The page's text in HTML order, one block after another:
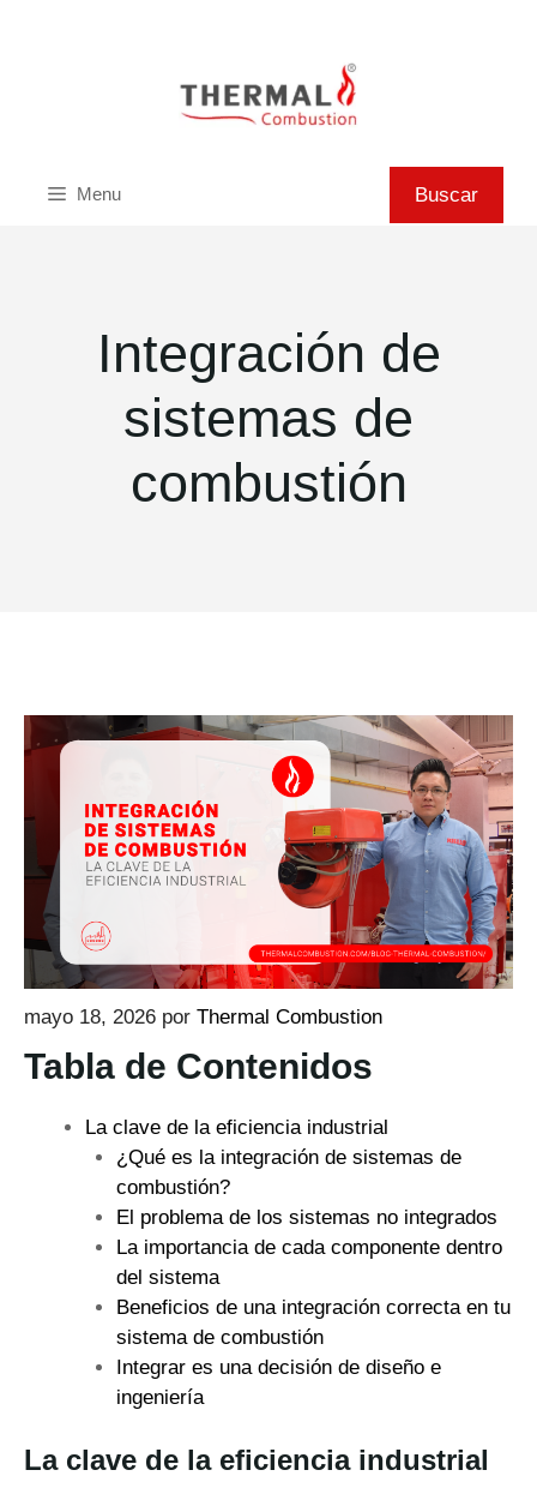
Menu Buscar
Integración de
sistemas de
combustión
mayo 18, 2026 por Thermal Combustion
Tabla de Contenidos
La clave de la eficiencia industrial
¿Qué es la integración de sistemas de
combustión?
El problema de los sistemas no integrados
La importancia de cada componente dentro
del sistema
Beneficios de una integración correcta en tu
sistema de combustión
Integrar es una decisión de diseño e
ingeniería
La clave de la eficiencia industrial